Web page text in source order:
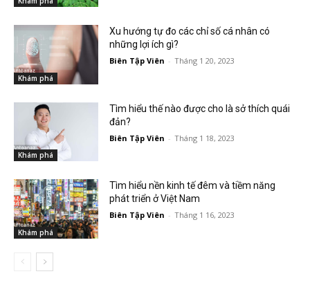
Khám phá
Xu hướng tự đo các chỉ số cá nhân có
những lợi ích gì?
Biên Tập Viên - Tháng 1 20, 2023
Khám phá
Tìm hiểu thế nào được cho là sở thích quái
đản?
Biên Tập Viên - Tháng 1 18, 2023
Khám phá
Tìm hiểu nền kinh tế đêm và tiềm năng
phát triển ở Việt Nam
Biên Tập Viên - Tháng 1 16, 2023